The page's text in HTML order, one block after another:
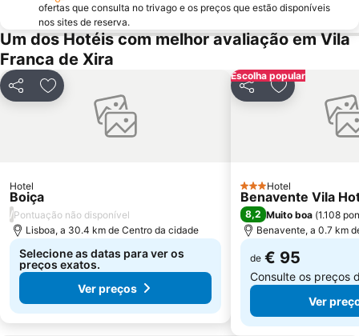
Fundaçao Champalimaud
Alvalade
Praça do Rossio
Gare do Oriente
Centro Comercial Vasco da Gama
Estádio José Alvalade
Wonderland Lisboa
Algés Beach
Coliseu dos Recreios
Monumento Comemorativo da Batalha do Vimeiro
Buddha Eden Garden - Jardim da Paz
Pavilhão Multiusos de Odivelas
Parque Natural Sintra-Cascais
Alegro Alfragide
ofertas que consulta no trivago e os preços que estão disponíveis
nos sites de reserva.
Um dos Hotéis com melhor avaliação em Vila
Franca de Xira
PartilharAdicionar aos favoritos
Hotel
Boiça
/Pontuação não disponível
Lisboa, a 30.4 km de Centro da cidade
Selecione as datas para ver os
preços exatos.
Ver preços
Escolha popular
PartilharAdicionar
3 Estrelas
Hotel
Benavente Vila
8,2 Muito boa (1.108
Benavente, a 0.7 km
de € 95
Consulte os preços
Ver